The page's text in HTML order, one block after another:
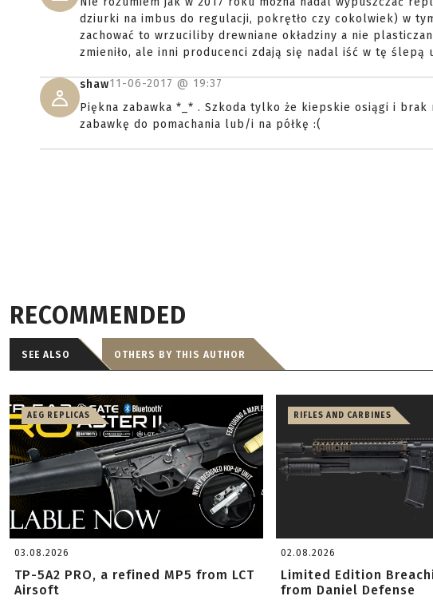
dziurki na imbus do regulacji, pokrętło czy cokolwiek) w
zachować to wrzuciliby drewniane okładziny a nie
zmieniło, ale inni producenci zdają się nadal iść w tę ślepą
shaw11-06-2017 @ 19:37
Piękna zabawka *_* . Szkoda tylko że kiepskie osiągi i
zabawkę do pomachania lub/i na półkę :(
RECOMMENDED
SEE ALSO OTHERS BY THIS AUTHOR
AEG REPLICAS
03.08.2026
TP-5A2 PRO, a refined MP5 from LCT
Airsoft
RIFLES AND CARBINES
02.08.2026
Limited Edition
from Daniel Defense